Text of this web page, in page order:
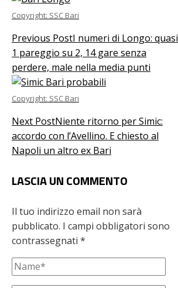
Copyright: SSC Bari
Previous PostI numeri di Longo: quasi
1 pareggio su 2, 14 gare senza
perdere, male nella media punti
Copyright: SSC Bari
Next PostNiente ritorno per Simic:
accordo con l’Avellino. E chiesto al
Napoli un altro ex Bari
LASCIA UN COMMENTO
Il tuo indirizzo email non sarà
pubblicato. I campi obbligatori sono
contrassegnati *